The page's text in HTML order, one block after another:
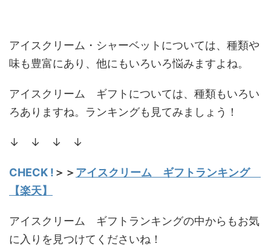
アイスクリーム・シャーベットについては、種類や
味も豊富にあり、他にもいろいろ悩みますよね。
アイスクリーム ギフトについては、種類もいろい
ろありますね。ランキングも見てみましょう！
↓ ↓ ↓ ↓
CHECK ! ＞＞アイスクリーム ギフトランキング
【楽天】
アイスクリーム ギフトランキングの中からもお気
に入りを見つけてくださいね！